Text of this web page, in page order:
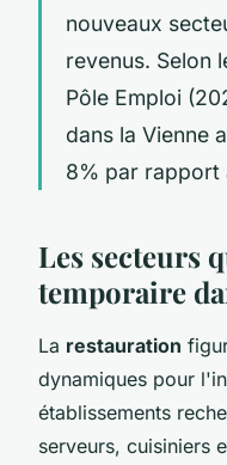
nouveaux
revenus. Selon
Pôle Emploi
dans la Vienne
8% par rapport
Les secteurs
temporaire
La restauration
dynamiques pour
établissements
serveurs, cuisiniers